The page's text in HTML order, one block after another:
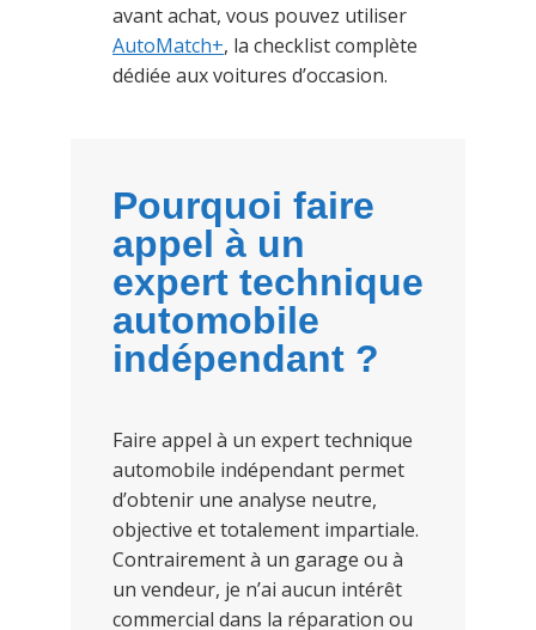
avant achat, vous pouvez utiliser
AutoMatch+, la checklist complète
dédiée aux voitures d’occasion.
Pourquoi faire
appel à un
expert technique
automobile
indépendant ?
Faire appel à un expert technique
automobile indépendant permet
d’obtenir une analyse neutre,
objective et totalement impartiale.
Contrairement à un garage ou à
un vendeur, je n’ai aucun intérêt
commercial dans la réparation ou